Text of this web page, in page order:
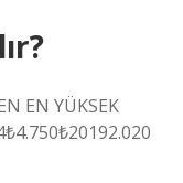
EN YÜKSEK